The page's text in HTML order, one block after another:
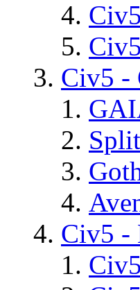
Civ5 -
Civ5 -